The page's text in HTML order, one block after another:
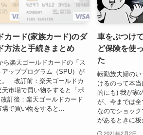
カード(家族カード)のダ
方法と手続きまとめ
ら楽天ゴールドカードの「ス
アッププログラム（SPU）が
。 改訂前：楽天ゴールドカ
天市場で買い物をすると「ポ
訂後：楽天ゴールドカード
で買い物をすると...
車をぶつけ
ど保険を使
た
転勤族夫婦の
けるのって本
的にも) 我が家
が、今までは
なのでショッ
があるときに板
2021年2月2日